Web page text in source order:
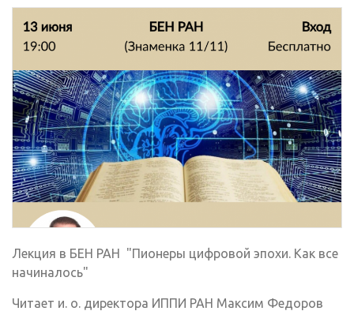
Лекция в БЕН РАН "Пионеры цифровой эпохи. Как все
начиналось"
Читает и. о. директора ИППИ РАН Максим Федоров